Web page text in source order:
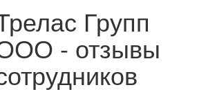
Групп
- отзывы